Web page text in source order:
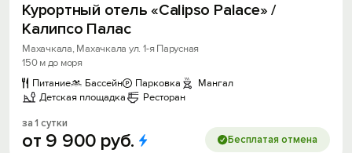
Курортный отель «Calipso Palace» /
Калипсо Палас
Махачкала, Махачкала ул. 1-я Парусная
150 м до моря
Питание
Бассейн Парковка
Мангал
Детская площадка
Ресторан
за 1 сутки
от 9 900 руб. Бесплатая отмена